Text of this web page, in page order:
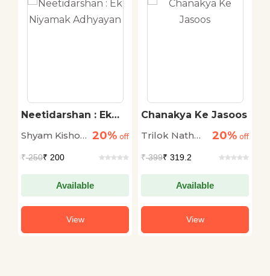
Neetidarshan : Ek
Shyam Kishor
20% off
₹250₹ 200
Available
View
Chanakya Ke Jasoos
Trilok Nath
20% off
₹399₹ 319.2
Available
View